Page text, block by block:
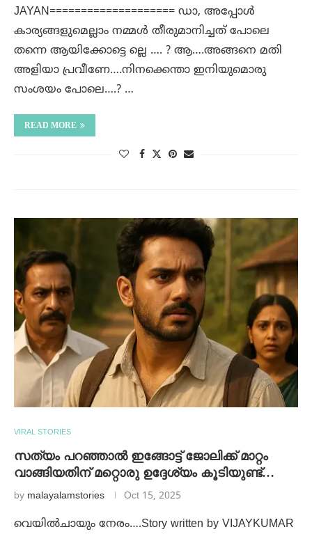
JAYAN==================== ഡാ, അപ്പോൾ
കാര്യങ്ങളുമെല്ലാം നമ്മൾ തീരുമാനിച്ചത് പോലെ
തന്നെ ആയിക്കോട്ടെ ല്ലെ …. ? ആ….അങ്ങനെ മതി
അളിയാ പ്രവീണേ….നിനക്കെന്താ ഇനിയുമൊരു
സംശയം പോലെ….? …
READ MORE
VIRAL STORIES
സത്യം പറഞ്ഞാൽ ഇങ്ങോട്ട് ജോലിക്ക് മാറ്റം
വാങ്ങിയതിന് മറ്റൊരു ഉദ്ദേശ്യം കൂടിയുണ്ട്…
by malayalamstories Oct 15, 2025
വെയിൽചായും നേരം….Story written by VIJAYKUMAR